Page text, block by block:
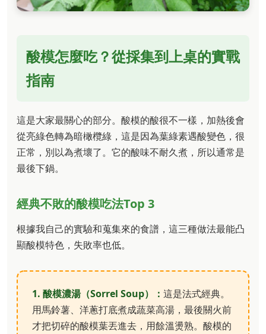
酸模怎麼吃？從採集到上桌的實戰
指南
這是大家最關心的部分。酸模的酸很不一樣，加熱後會
從亮綠色轉為暗橄欖綠，這是因為葉綠素遇酸變色，很
正常，別以為煮壞了。它的酸味不耐久煮，所以通常是
最後下鍋。
經典不敗的酸模吃法Top 3
根據我自己的實驗和蒐集來的食譜，這三種做法最能凸
顯酸模特色，失敗率也低。
1. 酸模濃湯（Sorrel Soup）： 這是法式經典。
用馬鈴薯、洋蔥打底煮成蔬菜高湯，最後關火前
才把切碎的酸模葉丟進去，用餘溫燙熟。酸模的